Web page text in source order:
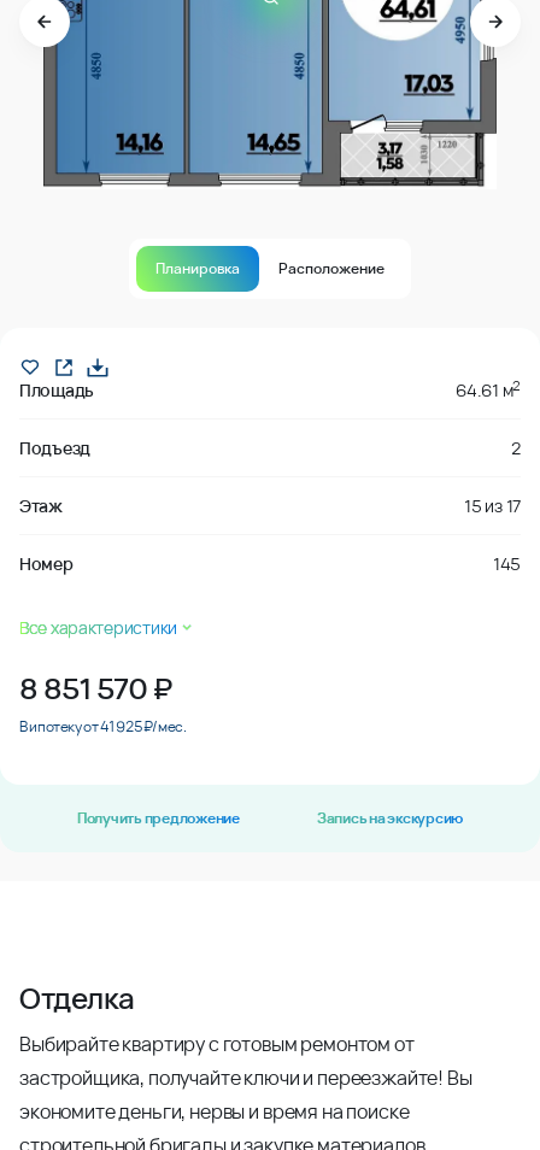
Планировка Расположение
Площадь 64.61 м2
Подъезд 2
Этаж 15 из17
Номер 145
Все характеристики
8 851 570₽
В ипотеку от 41 925 ₽/мес.
Получить предложение Запись на экскурсию
Отделка
Выбирайте квартиру с готовым ремонтом от
застройщика, получайте ключи и переезжайте! Вы
экономите деньги, нервы и время на поиске